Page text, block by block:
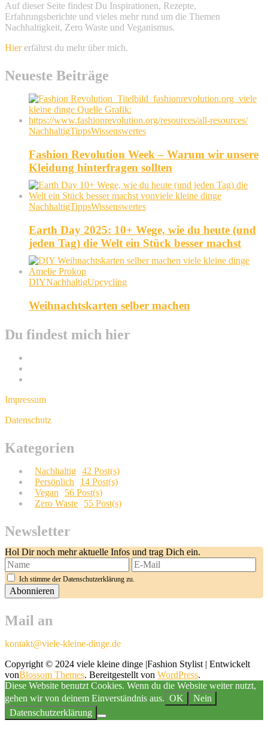
Auf dieser Seite findest Du Inspirationen, Rezepte,
Erfahrungsberichte und vieles mehr rund um die Themen
Nachhaltigkeit, Zero Waste und Veganismus.
Hiererfährst du mehr über mich.
Neueste Beiträge
NachhaltigTippsWissenswertes
Fashion Revolution Week – Warum wir unsere
Kleidung hinterfragen sollten
NachhaltigTippsWissenswertes
Earth Day 2025: 10+ Wege, wie du heute (und
jeden Tag) die Welt ein Stück besser machst
DIYNachhaltigUpcycling
Weihnachtskarten selber machen
Du findest mich hier
Impressum
Datenschutz
Kategorien
Nachhaltig 42 Post(s)
Persönlich
14 Post(s)
Vegan
56 Post(s)
Zero Waste
55 Post(s)
Newsletter
Hol Dir noch mehr aktuelle Infos und trag Dich ein.
Ich stimme der Datenschutzerklärung zu.
Mail an
kontakt@viele-kleine-dinge.de
Copyright © 2024 viele kleine dinge |Fashion Stylist | Entwickelt
vonBlossom Themes. Bereitgestellt von WordPress.
Diese Website benutzt Cookies. Wenn du die Website weiter nutzt,
gehen wir von deinem Einverständnis aus. OK
Nein
Datenschutzerklärung